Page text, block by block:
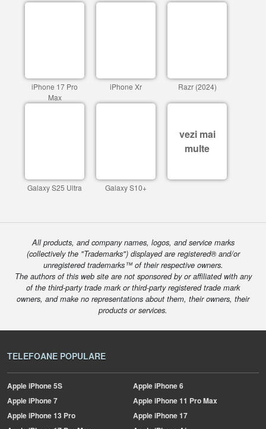
iPhone 17 Pro
Max
iPhone Xr Razr (2024)
Galaxy S25 Ultra Galaxy S10+
vezi mai
multe
All products, and company names, logos, and service marks
(collectively the "Trademarks") displayed are registered® and/or
unregistered trademarks™ of their respective owners.
The authors of this web site are not sponsored by or affiliated with any
of the third-party trade mark or third-party registered trade mark
owners, and make no representations about them, their owners, their
products or services.
TELEFOANE POPULARE
AppleiPhone 5S AppleiPhone 6
AppleiPhone 7 AppleiPhone 11 Pro Max
AppleiPhone 13 Pro AppleiPhone 17